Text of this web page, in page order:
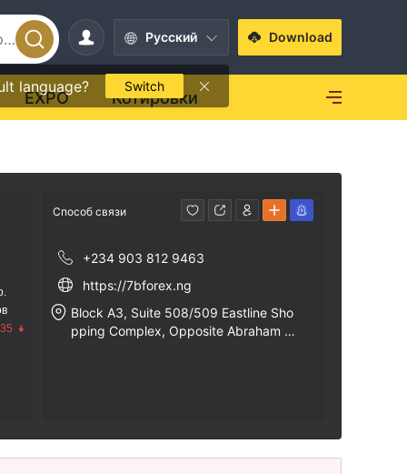
Pусский
language? Switch
Download
EXPO Котировки
Способ связи
+234 903 812 9463
https://7bforex.ng
Block A3, Suite 508/509 Eastline Sho
pping Complex, Opposite Abraham Ad